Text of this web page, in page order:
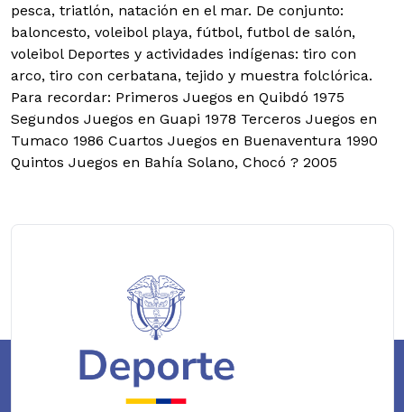
pesca, triatlón, natación en el mar. De conjunto:
baloncesto, voleibol playa, fútbol, futbol de salón,
voleibol Deportes y actividades indígenas: tiro con
arco, tiro con cerbatana, tejido y muestra folclórica.
Para recordar: Primeros Juegos en Quibdó 1975
Segundos Juegos en Guapi 1978 Terceros Juegos en
Tumaco 1986 Cuartos Juegos en Buenaventura 1990
Quintos Juegos en Bahía Solano, Chocó ? 2005